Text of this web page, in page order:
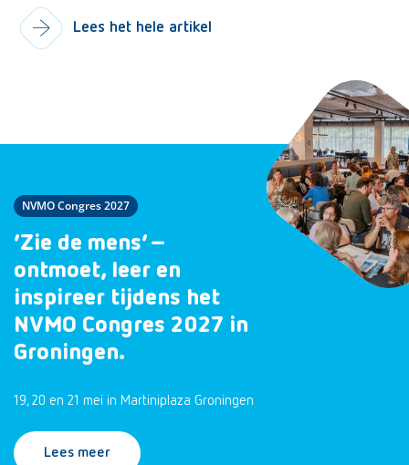
Lees het hele artikel
NVMO Congres 2027
‘Zie de mens’ –
ontmoet, leer en
inspireer tijdens het
NVMO Congres 2027 in
Groningen.
19, 20 en 21 mei in Martiniplaza Groningen
Lees meer